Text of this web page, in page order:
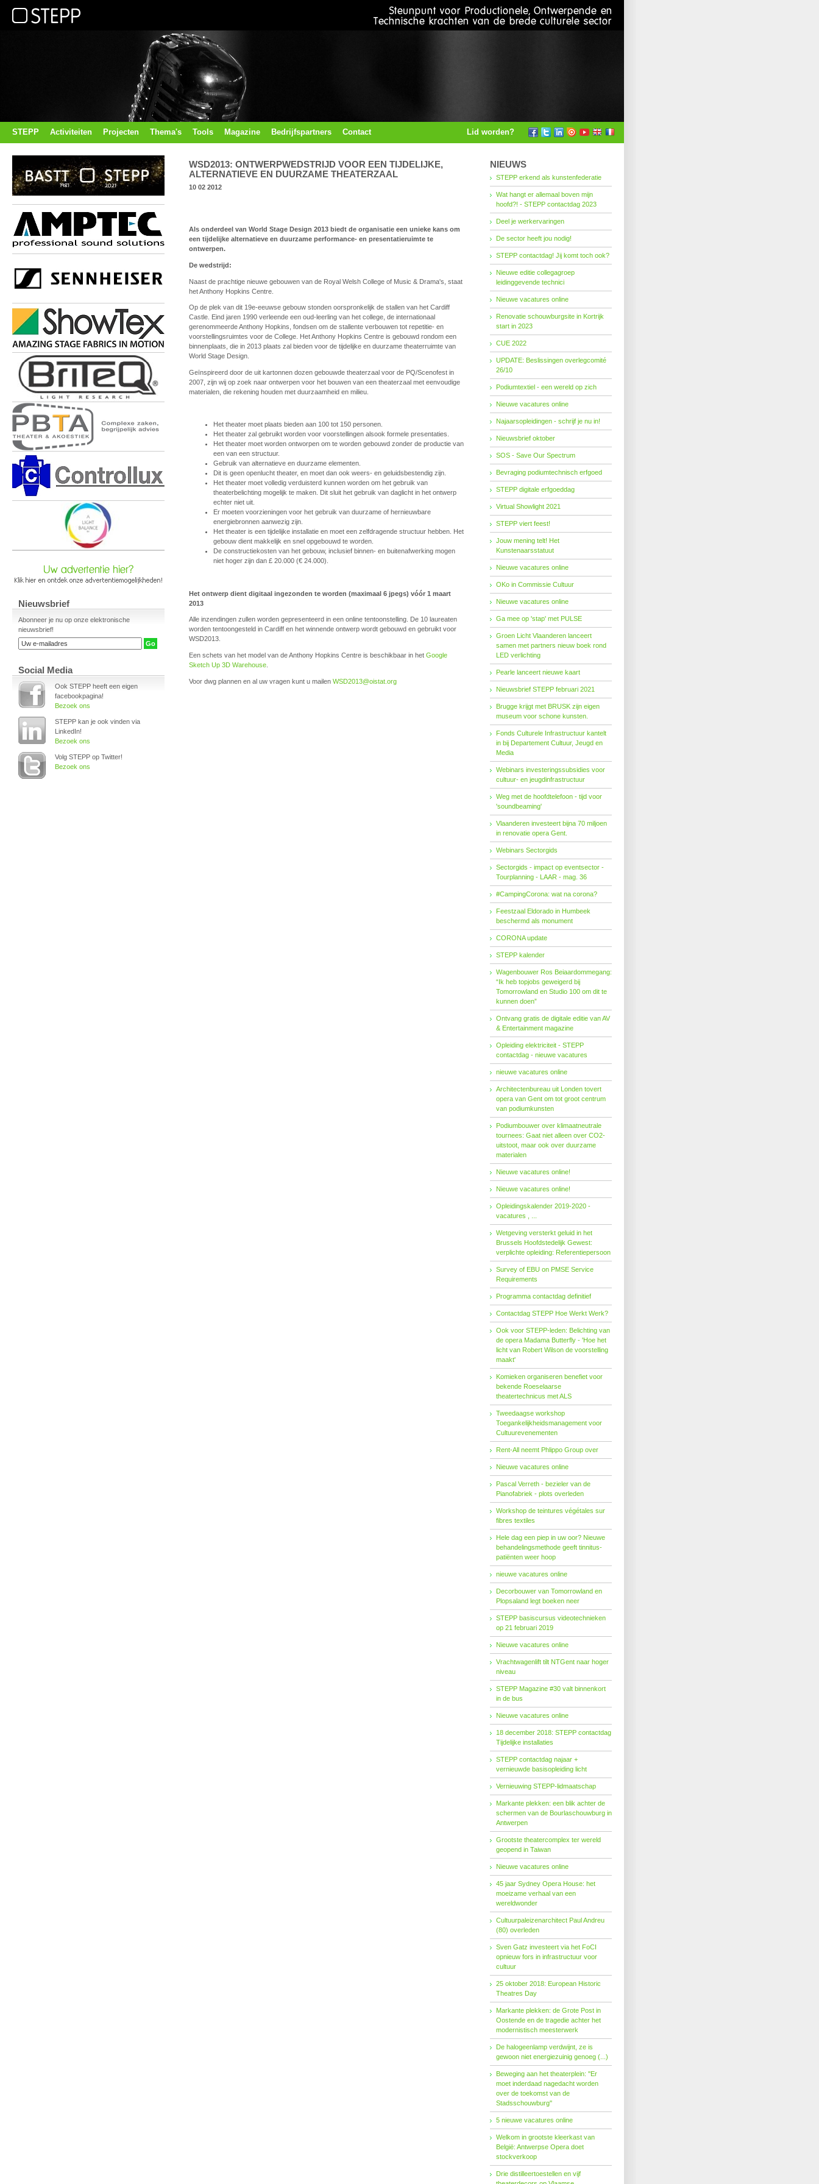
STEPP Activiteiten Projecten Thema's Tools Magazine Bedrijfspartners Contact Lid worden?
Nieuwsbrief
Abonneer je nu op onze elektronische
nieuwsbrief!
Social Media
Ook STEPP heeft een eigen
facebookpagina!
Bezoek ons
STEPP kan je ook vinden via
LinkedIn!
Bezoek ons
Volg STEPP op Twitter!
Bezoek ons
WSD2013: ONTWERPWEDSTRIJD VOOR EEN TIJDELIJKE,
ALTERNATIEVE EN DUURZAME THEATERZAAL
10 02 2012
Als onderdeel van World Stage Design 2013 biedt de organisatie een unieke kans om
een tijdelijke alternatieve en duurzame performance- en presentatieruimte te
ontwerpen.
De wedstrijd:
Naast de prachtige nieuwe gebouwen van de Royal Welsh College of Music & Drama's, staat
het Anthony Hopkins Centre.
Op de plek van dit 19e-eeuwse gebouw stonden oorspronkelijk de stallen van het Cardiff
Castle. Eind jaren 1990 verleende een oud-leerling van het college, de internationaal
gerenommeerde Anthony Hopkins, fondsen om de stallente verbouwen tot repetitie- en
voorstellingsruimtes voor de College. Het Anthony Hopkins Centre is gebouwd rondom een
binnenplaats, die in 2013 plaats zal bieden voor de tijdelijke en duurzame theaterruimte van
World Stage Design.
Geïnspireerd door de uit kartonnen dozen gebouwde theaterzaal voor de PQ/Scenofest in
2007, zijn wij op zoek naar ontwerpen voor het bouwen van een theaterzaal met eenvoudige
materialen, die rekening houden met duurzaamheid en milieu.
Het theater moet plaats bieden aan 100 tot 150 personen.
Het theater zal gebruikt worden voor voorstellingen alsook formele presentaties.
Het theater moet worden ontworpen om te worden gebouwd zonder de productie van
een van een structuur.
Gebruik van alternatieve en duurzame elementen.
Dit is geen openlucht theater, en moet dan ook weers- en geluidsbestendig zijn.
Het theater moet volledig verduisterd kunnen worden om het gebruik van
theaterbelichting mogelijk te maken. Dit sluit het gebruik van daglicht in het ontwerp
echter niet uit.
Er moeten voorzieningen voor het gebruik van duurzame of hernieuwbare
energiebronnen aanwezig zijn.
Het theater is een tijdelijke installatie en moet een zelfdragende structuur hebben. Het
gebouw dient makkelijk en snel opgebouwd te worden.
De constructiekosten van het gebouw, inclusief binnen- en buitenafwerking mogen
niet hoger zijn dan £ 20.000 (€ 24.000).
Het ontwerp dient digitaal ingezonden te worden (maximaal 6 jpegs) vóór 1 maart
2013
Alle inzendingen zullen worden gepresenteerd in een online tentoonstelling. De 10 laureaten
worden tentoongesteld in Cardiff en het winnende ontwerp wordt gebouwd en gebruikt voor
WSD2013.
Een schets van het model van de Anthony Hopkins Centre is beschikbaar in het Google
Sketch Up 3D Warehouse
Voor dwg plannen en al uw vragen kunt u mailen WSD2013@oistat.org
NIEUWS
STEPP erkend als kunstenfederatie
Wat hangt er allemaal boven mijn
hoofd?! - STEPP contactdag 2023
Deel je werkervaringen
De sector heeft jou nodig!
STEPP contactdag! Jij komt toch ook?
Nieuwe editie collegagroep
leidinggevende technici
Nieuwe vacatures online
Renovatie schouwburgsite in Kortrijk
start in 2023
CUE 2022
UPDATE: Beslissingen overlegcomité
26/10
Podiumtextiel - een wereld op zich
Nieuwe vacatures online
Najaarsopleidingen - schrijf je nu in!
Nieuwsbrief oktober
SOS - Save Our Spectrum
Bevraging podiumtechnisch erfgoed
STEPP digitale erfgoeddag
Virtual Showlight 2021
STEPP viert feest!
Jouw mening telt! Het
Kunstenaarsstatuut
Nieuwe vacatures online
OKo in Commissie Cultuur
Nieuwe vacatures online
Ga mee op 'stap' met PULSE
Groen Licht Vlaanderen lanceert
samen met partners nieuw boek rond
LED verlichting
Pearle lanceert nieuwe kaart
Nieuwsbrief STEPP februari 2021
Brugge krijgt met BRUSK zijn eigen
museum voor schone kunsten.
Fonds Cul­tu­re­le In­fra­struc­tuur kan­telt
in bij De­par­te­ment Cul­tuur, Jeugd en
Me­dia
Webinars investeringssubsidies voor
cultuur- en jeugdinfrastructuur
Weg met de hoofdtelefoon - tijd voor
'soundbeaming'
Vlaanderen investeert bijna 70 miljoen
in renovatie opera Gent.
Webinars Sectorgids
Sectorgids - impact op eventsector -
Tourplanning - LAAR - mag. 36
#CampingCorona: wat na corona?
Feestzaal Eldorado in Humbeek
beschermd als monument
CORONA update
STEPP kalender
Wagenbouwer Ros Beiaardommegang:
“Ik heb topjobs geweigerd bij
Tomorrowland en Studio 100 om dit te
kunnen doen”
Ontvang gratis de digitale editie van AV
& Entertainment magazine
Opleiding elektriciteit - STEPP
contactdag - nieuwe vacatures
nieuwe vacatures online
Architectenbureau uit Londen tovert
opera van Gent om tot groot centrum
van podiumkunsten
Podiumbouwer over klimaatneutrale
tournees: Gaat niet alleen over CO2-
uitstoot, maar ook over duurzame
materialen
Nieuwe vacatures online!
Nieuwe vacatures online!
Opleidingskalender 2019-2020 -
vacatures , ...
Wetgeving versterkt geluid in het
Brussels Hoofdstedelijk Gewest:
verplichte opleiding: Referentiepersoon
Survey of EBU on PMSE Service
Requirements
Programma contactdag definitief
Contactdag STEPP Hoe Werkt Werk?
Ook voor STEPP-leden: Belichting van
de opera Madama Butterfly - 'Hoe het
licht van Robert Wilson de voorstelling
maakt'
Komieken organiseren benefiet voor
bekende Roeselaarse
theatertechnicus met ALS
Tweedaagse workshop
Toegankelijkheidsmanagement voor
Cultuurevenementen
Rent-All neemt Phlippo Group over
Nieuwe vacatures online
Pascal Verreth - bezieler van de
Pianofabriek - plots overleden
Workshop de teintures végétales sur
fibres textiles
Hele dag een piep in uw oor? Nieuwe
behandelings­methode geeft tinnitus-
patiënten weer hoop
nieuwe vacatures online
Decorbouwer van Tomorrowland en
Plopsaland legt boeken neer
STEPP basiscursus videotechnieken
op 21 februari 2019
Nieuwe vacatures online
Vrachtwagenlift tilt NTGent naar hoger
niveau
STEPP Magazine #30 valt binnenkort
in de bus
Nieuwe vacatures online
18 december 2018: STEPP contactdag
Tijdelijke installaties
STEPP contactdag najaar +
vernieuwde basisopleiding licht
Vernieuwing STEPP-lidmaatschap
Markante plekken: een blik achter de
schermen van de Bourlaschouwburg in
Antwerpen
Grootste theatercomplex ter wereld
geopend in Taiwan
Nieuwe vacatures online
45 jaar Sydney Opera House: het
moeizame verhaal van een
wereldwonder
Cultuurpaleizenarchitect Paul Andreu
(80) overleden
Sven Gatz investeert via het FoCI
opnieuw fors in infrastructuur voor
cultuur
25 oktober 2018: European Historic
Theatres Day
Markante plekken: de Grote Post in
Oostende en de tragedie achter het
modernistisch meesterwerk
De halogeenlamp verdwijnt, ze is
gewoon niet energiezuinig genoeg (...)
Beweging aan het theaterplein: ''Er
moet inderdaad nagedacht worden
over de toekomst van de
Stadsschouwburg''
5 nieuwe vacatures online
Welkom in grootste kleerkast van
België: Antwerpse Opera doet
stockverkoop
Drie distilleertoestellen en vijf